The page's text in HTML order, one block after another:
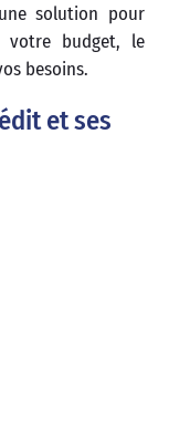
solution pour
votre budget, le
besoins.
et ses